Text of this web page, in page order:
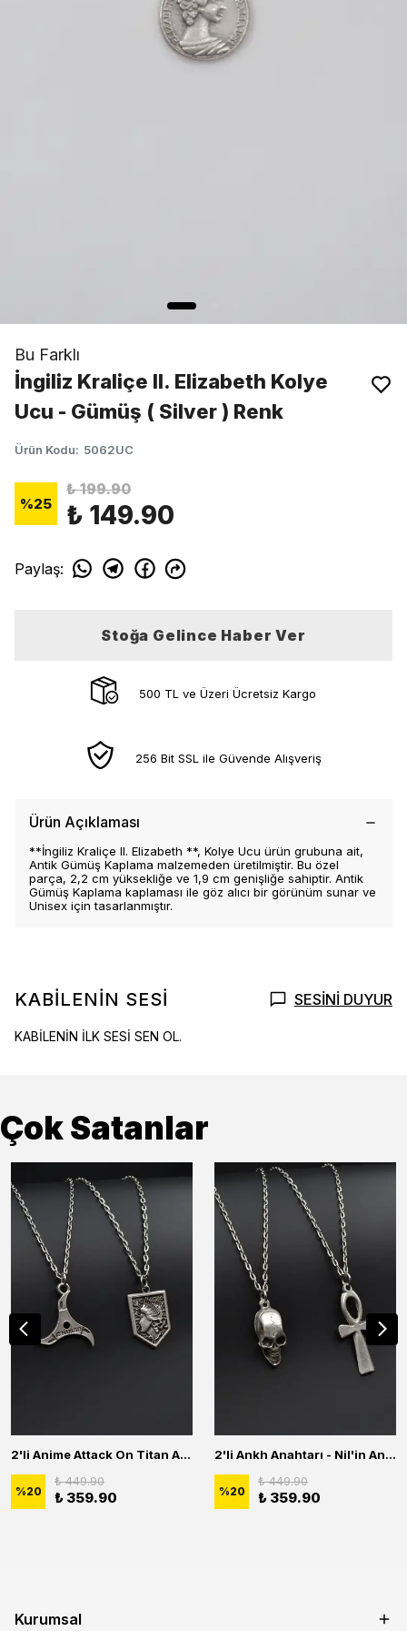
Bu Farklı
İngiliz Kraliçe II. Elizabeth Kolye
Ucu - Gümüş ( Silver ) Renk
Ürün Kodu: 5062UC
%25
₺ 199.90
₺ 149.90
Paylaş:
Stoğa Gelince Haber Ver
500 TL ve Üzeri Ücretsiz Kargo
256 Bit SSL ile Güvende Alışveriş
Ürün Açıklaması
**İngiliz Kraliçe II. Elizabeth **, Kolye Ucu ürün grubuna ait,
Antik Gümüş Kaplama malzemeden üretilmiştir. Bu özel
parça, 2,2 cm yüksekliğe ve 1,9 cm genişliğe sahiptir. Antik
Gümüş Kaplama kaplaması ile göz alıcı bir görünüm sunar ve
Unisex için tasarlanmıştır.
KABİLENİN SESİ SESİNİ DUYUR
KABİLENİN İLK SESİ SEN OL.
Çok Satanlar
2'li Anime Attack On Titan Acrylic Maria Anime Naruto Erkek Kadın Kolye Seti
%20
₺ 449.90
₺ 359.90
2'li Ankh Anahtarı - Nil'in Anahtarı - Kuru Kafa Erkek Kadın Kolye Seti
%20
₺ 449.90
₺ 359.90
Kurumsal